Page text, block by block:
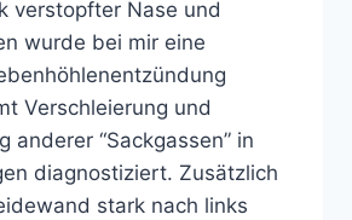
verstopfter Nase und
wurde bei mir eine
Verschleierung und
anderer “Sackgassen” in
diagnostiziert. Zusätzlich
stark nach links